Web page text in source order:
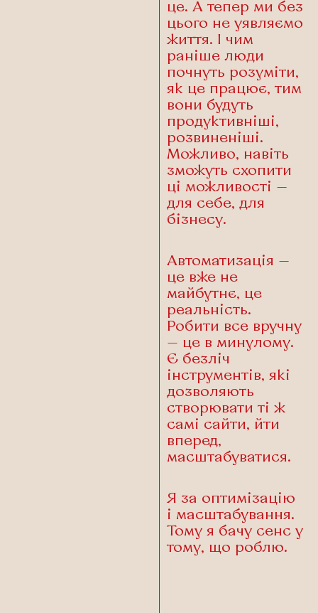
це. А тепер ми без
цього не уявляємо
життя. І чим
раніше люди
почнуть розуміти,
як це працює, тим
вони будуть
продуктивніші,
розвиненіші.
Можливо, навіть
зможуть схопити
ці можливості —
для себе, для
бізнесу.
Автоматизація —
це вже не
майбутнє, це
реальність.
Робити все вручну
— це в минулому.
Є безліч
інструментів, які
дозволяють
створювати ті ж
самі сайти, йти
вперед,
масштабуватися.
Я за оптимізацію
і масштабування.
Тому я бачу сенс у
тому, що роблю.